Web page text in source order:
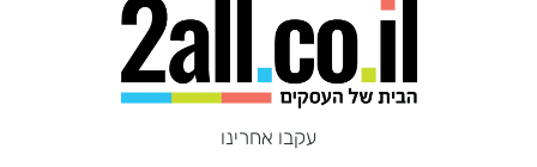
עקבו אחרינו